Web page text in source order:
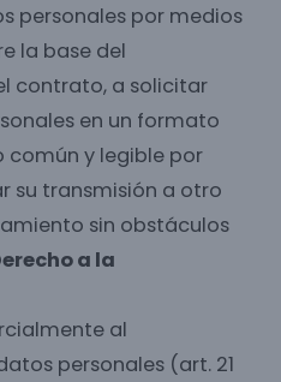
personales por medios
la base del
contrato, a solicitar
en un formato
común y legible por
su transmisión a otro
sin obstáculos
a la
al
personales (art. 21